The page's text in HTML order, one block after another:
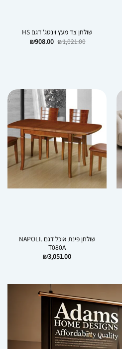
שולחן צד מעץ וינטג' דגם HS
₪1,021.00 המחיר
המקורי
₪908.00 המחיר
שולחן פינת אוכל דגם NAPOLI.
T080A
₪3,051.00